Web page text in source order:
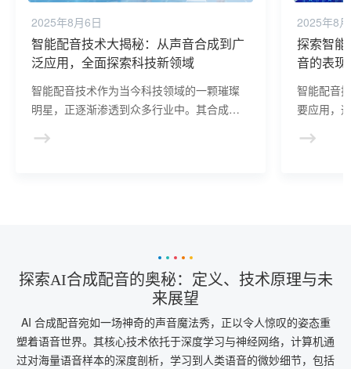
2025年8月6日
智能配音技术大揭秘：从声音合成到广
泛应用，全面探索科技新领域
智能配音技术作为当今科技领域的一颗璀璨
明星，正逐渐渗透到众多行业中。其合成过
音数据的学习与分析，模型能够精准地掌握
2025年8
探索智能
音的表现
智能配音
要应用，
并赋予声
探索AI合成配音的奥秘：定义、技术原理与未
来展望
AI 合成配音宛如一场神奇的声音魔法秀，正以令人惊叹的姿态重
塑着语音世界。其核心技术依托于深度学习与神经网络，计算机通
过对海量语音样本的深度剖析，学习到人类语音的微妙细节，包括